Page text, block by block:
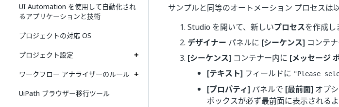
UI Automation を使用して自動化され
るアプリケーションと技術
プロジェクトの対応 OS
プロジェクト設定
ワークフロー アナライザーのルール
UiPath ブラウザー移行ツール
サンプルと同等のオートメーション プロセスは
Studio を開いて、新しいプロセスを作成し
デザイナー パネルに [シーケンス] コンテ
[シーケンス] コンテナー内に [メッセージ
[テキスト] フィールドに "Please
[プロパティ] パネルで [最前面] オプ
ボックスが必ず最前面に表示されるよ